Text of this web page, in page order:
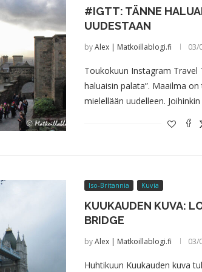
#IGTT: TÄNNE
UUDESTAAN
byAlex | Matkoillablogi.fi 03/
Toukokuun Instagram Travel
haluaisin palata”. Maailma
mielellään uudelleen.
Iso-Britannia Kuvia
KUUKAUDEN KUVA:
BRIDGE
byAlex | Matkoillablogi.fi 03/
Huhtikuun Kuukauden kuva